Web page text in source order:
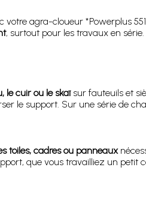
votre agra-cloueur *Powerplus
, surtout pour les travaux en
le cuir ou le skaïsur fauteuils et
le support. Sur une série de
toiles, cadres ou panneaux
que vous travailliez un